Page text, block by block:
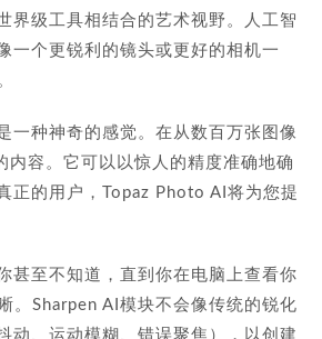
界级工具相结合的艺术视野。人工智
一个更锐利的镜头或更好的相机一
一种神奇的感觉。在从数百万张图像
内容。它可以以惊人的精度准确地确
正的用户，Topaz Photo AI将为您提
甚至不知道，直到你在电脑上查看你
。Sharpen AI模块不会像传统的锐化
动、运动模糊、错误聚焦），以创建